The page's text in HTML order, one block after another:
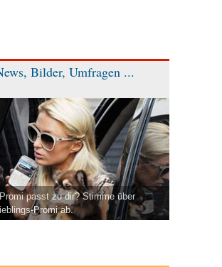
Bilder, Umfragen ...
passt zu dir? Stimme über
Promi ab.